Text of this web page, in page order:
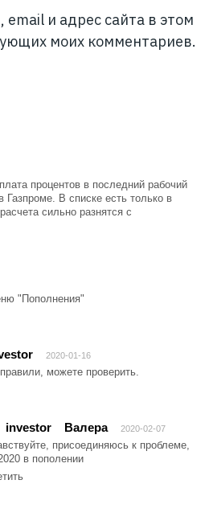
и адрес сайта в этом
моих комментариев.
процентов в последний рабочий
Газпроме. В списке есть только в
сильно разнятся с
"Пополнения"
2020-01-16
можете проверить.
Валера
investor 2020-02-07
присоединяюсь к проблеме,
в пополении